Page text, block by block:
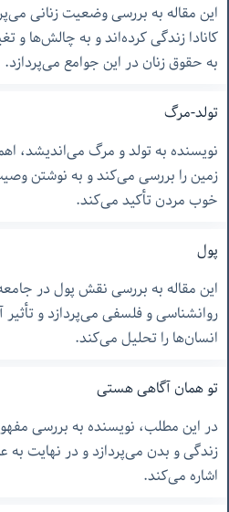
این مقاله به بررسی وضعیت زنانی
کانادا زندگی کرده‌اند و به چالش‌ها و
به حقوق زنان در این جوامع می‌پردازد.
تولد-مرگ
نویسنده به تولد و مرگ می‌اندیشد،
زمین را بررسی می‌کند و به نوشتن
خوب مردن تأکید می‌کند.
پول
این مقاله به بررسی نقش پول در
روانشناسی و فلسفی می‌پردازد و
انسان‌ها را تحلیل می‌کند.
تو همان آگاهی هستی
در این مطلب، نویسنده به بررسی
زندگی و بدن می‌پردازد و در نهایت به
اشاره می‌کند.